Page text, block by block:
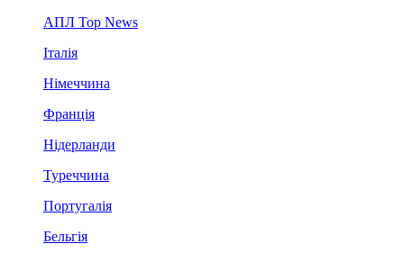
АПЛ Top News
Італія
Німеччина
Франція
Нідерланди
Туреччина
Португалія
Бельгія